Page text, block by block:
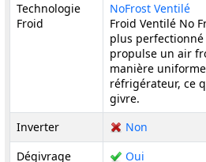
Technologie
Froid
NoFrost Ventilé
Froid Ventilé No
plus
propulse un air
manière
réfrigérateur, ce
givre.
Inverter
Non
Dégivrage
Oui